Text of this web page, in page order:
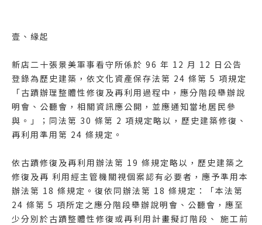
壹、緣起
新店二十張景美軍事看守所係於 96 年 12 月 12 日公告
登錄為歷史建築，依文化資產保存法第 24 條第 5 項規定
「古蹟辦理整體性修復及再利用過程中，應分階段舉辦說
明會、公聽會，相關資訊應公開，並應通知當地居民參
與。」；同法第 30 條第 2 項規定略以，歷史建築修復、
再利用準用第 24 條規定。
依古蹟修復及再利用辦法第 19 條規定略以，歷史建築之
修復及再 利用經主管機關視個案認有必要者，應予準用本
辦法第 18 條規定。復依同辦法第 18 條規定：「本法第
24 條第 5 項所定之應分階段舉辦說明會、公聽會，應至
少分別於古蹟整體性修復或再利用計畫擬訂階段、 施工前